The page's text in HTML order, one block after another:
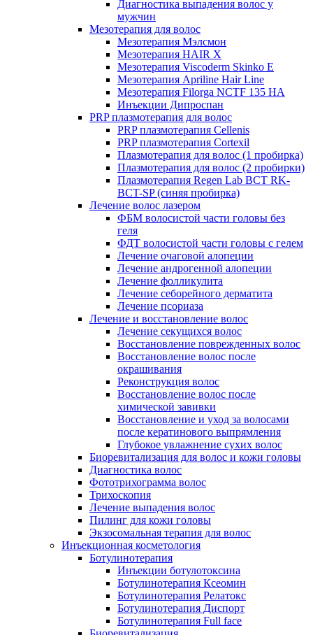
Диагностика выпадения волос у
мужчин
Мезотерапия для волос
Мезотерапия Мэлсмон
Мезотерапия HAIR X
Мезотерапия Viscoderm Skinko E
Мезотерапия Apriline Hair Line
Мезотерапия Filorga NCTF 135 HA
Инъекции Дипроспан
PRP плазмотерапия для волос
PRP плазмотерапия Cellenis
PRP плазмотерапия Cortexil
Плазмотерапия для волос (1 пробирка)
Плазмотерапия для волос (2 пробирки)
Плазмотерапия Regen Lab BCT RK-
BCT-SP (синяя пробирка)
Лечение волос лазером
ФБМ волосистой части головы без
геля
ФДТ волосистой части головы с гелем
Лечение очаговой алопеции
Лечение андрогенной алопеции
Лечение фолликулита
Лечение себорейного дерматита
Лечение псориаза
Лечение и восстановление волос
Лечение секущихся волос
Восстановление поврежденных волос
Восстановление волос после
окрашивания
Реконструкция волос
Восстановление волос после
химической завивки
Восстановление и уход за волосами
после кератинового выпрямления
Глубокое увлажнение сухих волос
Биоревитализация для волос и кожи головы
Диагностика волос
Фототрихограмма волос
Трихоскопия
Лечение выпадения волос
Пилинг для кожи головы
Экзосомальная терапия для волос
Инъекционная косметология
Ботулинотерапия
Инъекции ботулотоксина
Ботулинотерапия Ксеомин
Ботулинотерапия Релатокс
Ботулинотерапия Диспорт
Ботулинотерапия Full face